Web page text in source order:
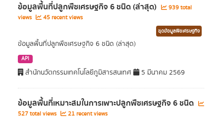
ข้อมูลพื้นที่ปลูกพืชเศรษฐกิจ 6 ชนิด (ล่าสุด)
939 total
views
45 recent views
ชุดข้อมูลพืชเศรษฐกิจ
ข้อมูลพื้นที่ปลูกพืชเศรษฐกิจ 6 ชนิด (ล่าสุด)
API
สำนักนวัตกรรมเทคโนโลยีภูมิสารสนเทศ 5 มีนาคม 2569
ข้อมูลพื้นที่เหมาะสมในการเพาะปลูกพืชเศรษฐกิจ 6 ชนิด
527 total views 21 recent views